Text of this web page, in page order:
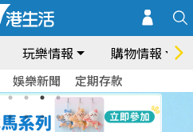
玩樂情報 購物情報
娛樂新聞 定期存款